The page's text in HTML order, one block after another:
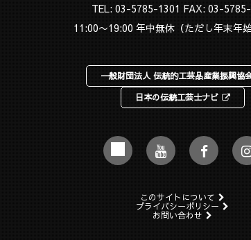
TEL: 03-5785-1301 FAX: 03-
11:00〜19:00 年中無休（ただし年末年始
一般財団法人 伝統的工芸品産業振興協
日本の伝統工芸士ナビ
このサイトについて
プライバシーポリシー
お問い合わせ